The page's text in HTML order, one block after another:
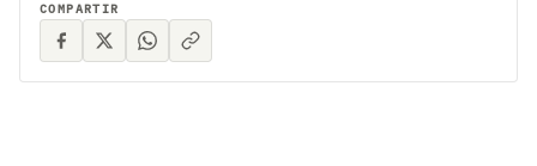
COMPARTIR